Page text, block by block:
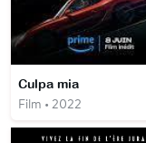
Culpa mia
Film • 2022